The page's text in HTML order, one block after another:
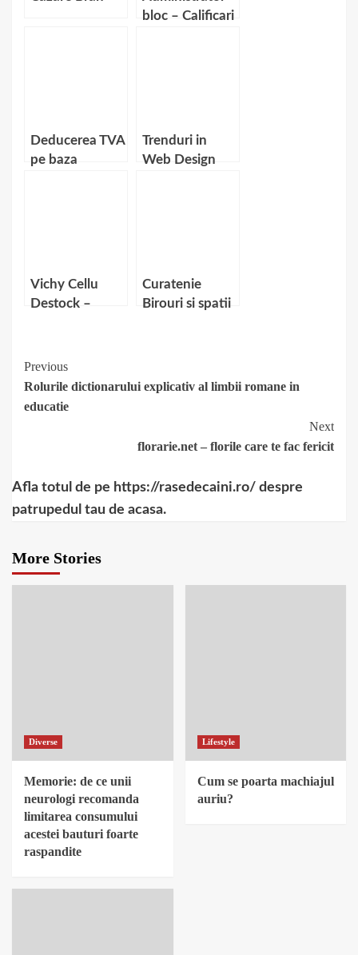
bloc – Calificari
Deducerea TVA
pe baza
Trenduri in
Web Design
Vichy Cellu
Destock –
anticelulitica
Curatenie
Birouri si spatii
Continue
Reading
Previous
Rolurile dictionarului explicativ al limbii romane in
educatie
Next
florarie.net – florile care te fac fericit
Afla totul de pe https://rasedecaini.ro/ despre
patrupedul tau de acasa.
More Stories
Diverse
Memorie: de ce unii
neurologi recomanda
limitarea consumului
acestei bauturi foarte
raspandite
Lifestyle
Cum se poarta machiajul
auriu?